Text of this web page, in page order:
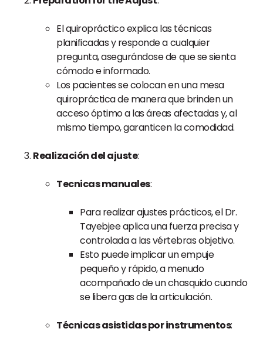
El quiropráctico explica las técnicas
planificadas y responde a cualquier
pregunta, asegurándose de que se sienta
cómodo e informado.
Los pacientes se colocan en una mesa
quiropráctica de manera que brinden un
acceso óptimo a las áreas afectadas y, al
mismo tiempo, garanticen la comodidad.
Realización del ajuste:
Tecnicas manuales:
Para realizar ajustes prácticos, el Dr.
Tayebjee aplica una fuerza precisa y
controlada a las vértebras objetivo.
Esto puede implicar un empuje
pequeño y rápido, a menudo
acompañado de un chasquido cuando
se libera gas de la articulación.
Técnicas asistidas por instrumentos: